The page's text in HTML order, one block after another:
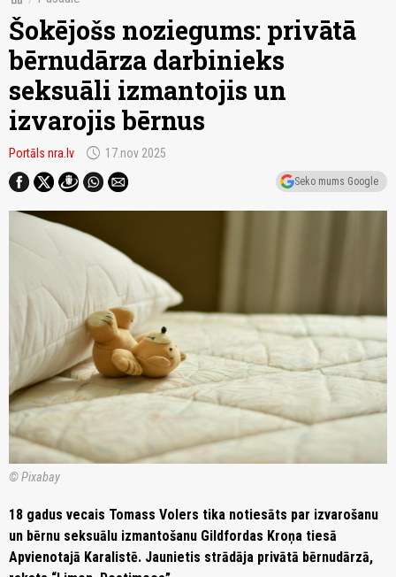
Šokējošs noziegums: privātā
bērnudārza darbinieks
seksuāli izmantojis un
izvarojis bērnus
Portāls nra.lv schedule 17.nov 2025
Seko mums Google
© Pixabay
18 gadus vecais Tomass Volers tika notiesāts par izvarošanu
un bērnu seksuālu izmantošanu Gildfordas Kroņa tiesā
Apvienotajā Karalistē. Jaunietis strādāja privātā bērnudārzā,